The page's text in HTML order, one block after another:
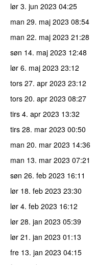
lør 3. jun 2023 04:25
man 29. maj 2023 08:54
man 22. maj 2023 21:28
søn 14. maj 2023 12:48
lør 6. maj 2023 23:12
tors 27. apr 2023 23:12
tors 20. apr 2023 08:27
tirs 4. apr 2023 13:32
tirs 28. mar 2023 00:50
man 20. mar 2023 14:36
man 13. mar 2023 07:21
søn 26. feb 2023 16:11
lør 18. feb 2023 23:30
lør 4. feb 2023 16:12
lør 28. jan 2023 05:39
lør 21. jan 2023 01:13
fre 13. jan 2023 04:15